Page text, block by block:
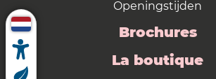
Openingstijden
Brochures
La boutique